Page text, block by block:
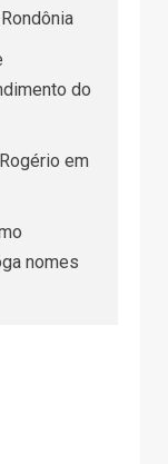
do
em
nomes